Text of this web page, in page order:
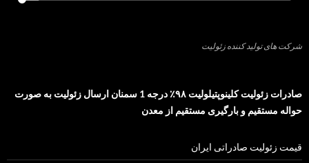
شرکت های تولید کننده زئولیت
صادرات زئولیت کلینوپتیلولیت ۹۸٪ درجه 1 سمنان ارسال زئولیت به صورت
حواله مستقیم و بارگیری مستقیم از معدن
قیمت زئولیت صادراتی ایران